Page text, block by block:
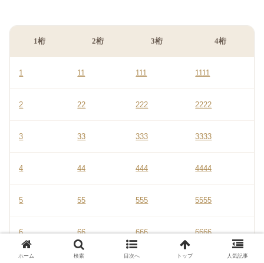
1桁 2桁 3桁 4桁
1 11 111 1111
2 22 222 2222
3 33 333 3333
4 44 444 4444
5 55 555 5555
6 66 666 6666
ホーム 検索 目次へ トップ 人気記事